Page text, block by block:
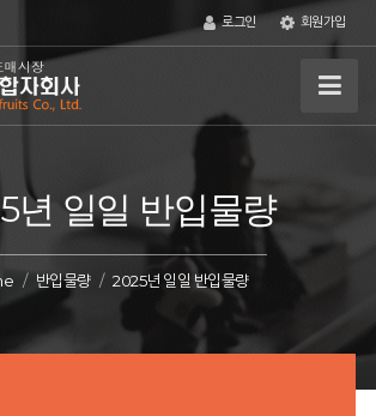
로그인 회원가입
년 일일 반입물량
반입물량 2025년 일일 반입물량